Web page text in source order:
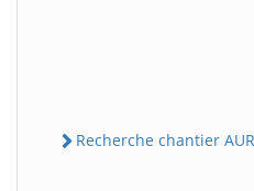
Recherche chantier